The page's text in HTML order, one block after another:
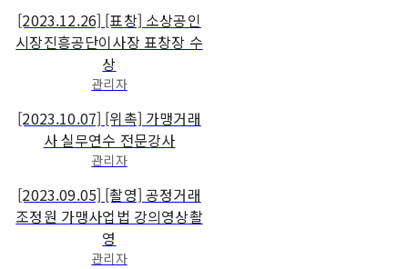
[2023.12.26] [표창] 소상공인
시장진흥공단이사장 표창장 수
상
관리자
[2023.10.07] [위촉] 가맹거래
사 실무연수 전문강사
관리자
[2023.09.05] [촬영] 공정거래
조정원 가맹사업법 강의영상촬
영
관리자